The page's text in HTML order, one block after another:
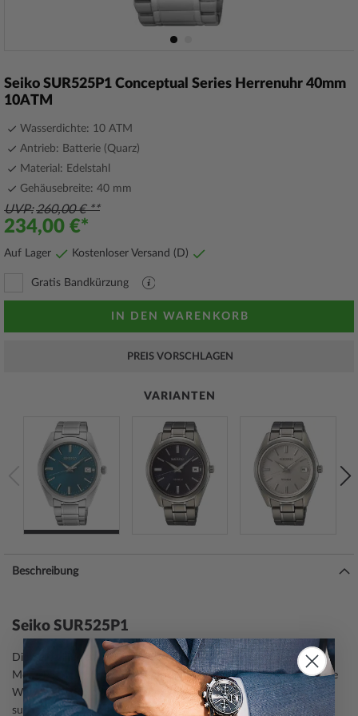
der
Bildergalerie
springen
Seiko SUR525P1 Conceptual Series Herrenuhr 40mm
10ATM
Wasserdichte: 10 ATM
Antrieb: Batterie (Quarz)
Material: Edelstahl
Gehäusebreite: 40 mm
UVP 260,00 €
234,00 €
Auf Lager Kostenloser Versand (D)
Gratis BandkürzungPDF
Datei
mit
Erläuterungen
IN DEN WARENKORB
PREIS VORSCHLAGEN
VARIANTEN
Beschreibung
Seiko SUR525P1
Die Seiko Herrenuhr SUR525P1 ist ein eleganter Begleiter aus der
Modell-Serie Conceptual Series m. Saphirglas 40mm. Eine perfekte
Wahl, wenn Sie einen Zeitmesser mit einem klassischen Look
suchen.